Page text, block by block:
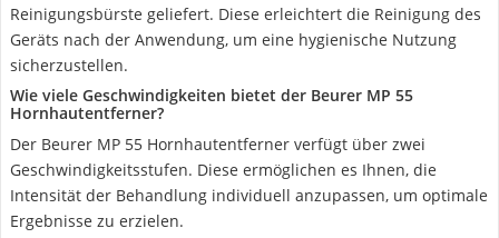
Reinigungsbürste geliefert. Diese erleichtert die Reinigung des
Geräts nach der Anwendung, um eine hygienische Nutzung
sicherzustellen.
Wie viele Geschwindigkeiten bietet der Beurer MP 55
Hornhautentferner?
Der Beurer MP 55 Hornhautentferner verfügt über zwei
Geschwindigkeitsstufen. Diese ermöglichen es Ihnen, die
Intensität der Behandlung individuell anzupassen, um optimale
Ergebnisse zu erzielen.